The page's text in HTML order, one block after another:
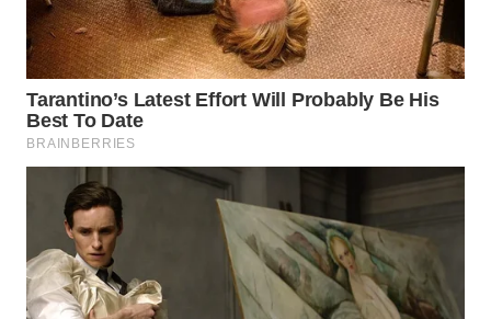
Wahana
Media
Group
WAHANA
NEWS
WAHANA
TANI
WAHANA